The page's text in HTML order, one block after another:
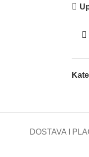
DOSTAVA I